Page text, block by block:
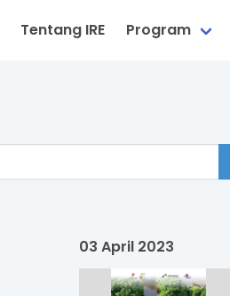
Tentang IRE Program
03 April 2023